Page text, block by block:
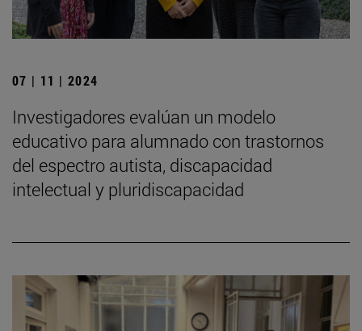
07 | 11 | 2024
Investigadores evalúan un modelo
educativo para alumnado con trastornos
del espectro autista, discapacidad
intelectual y pluridiscapacidad